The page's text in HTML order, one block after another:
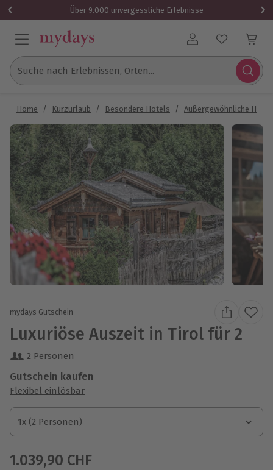
Über 9.000 unvergessliche Erlebnisse
Benutzerkonto
Suche nach Erlebnissen, Orten...
Home / Kurzurlaub / Besondere Hotels / Außergewöhnliche
mydays Gutschein
Luxuriöse Auszeit in Tirol für 2
2 Personen
Gutschein kaufen
Flexibel einlösbar
1x (2 Personen)
1x (2 Personen)
1x (2 Personen)
1.039,90 CHF